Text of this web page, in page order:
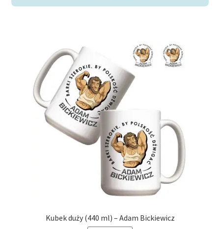
Kubek duży (440 ml) – Adam Bickiewicz